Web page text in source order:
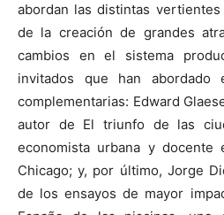
abordan las distintas
de la creación de grandes
cambios en el sistema
invitados que han abordado
complementarias: Edward
autor de El triunfo de las
economista urbana y docente
Chicago; y, por último, Jorge
de los ensayos de mayor